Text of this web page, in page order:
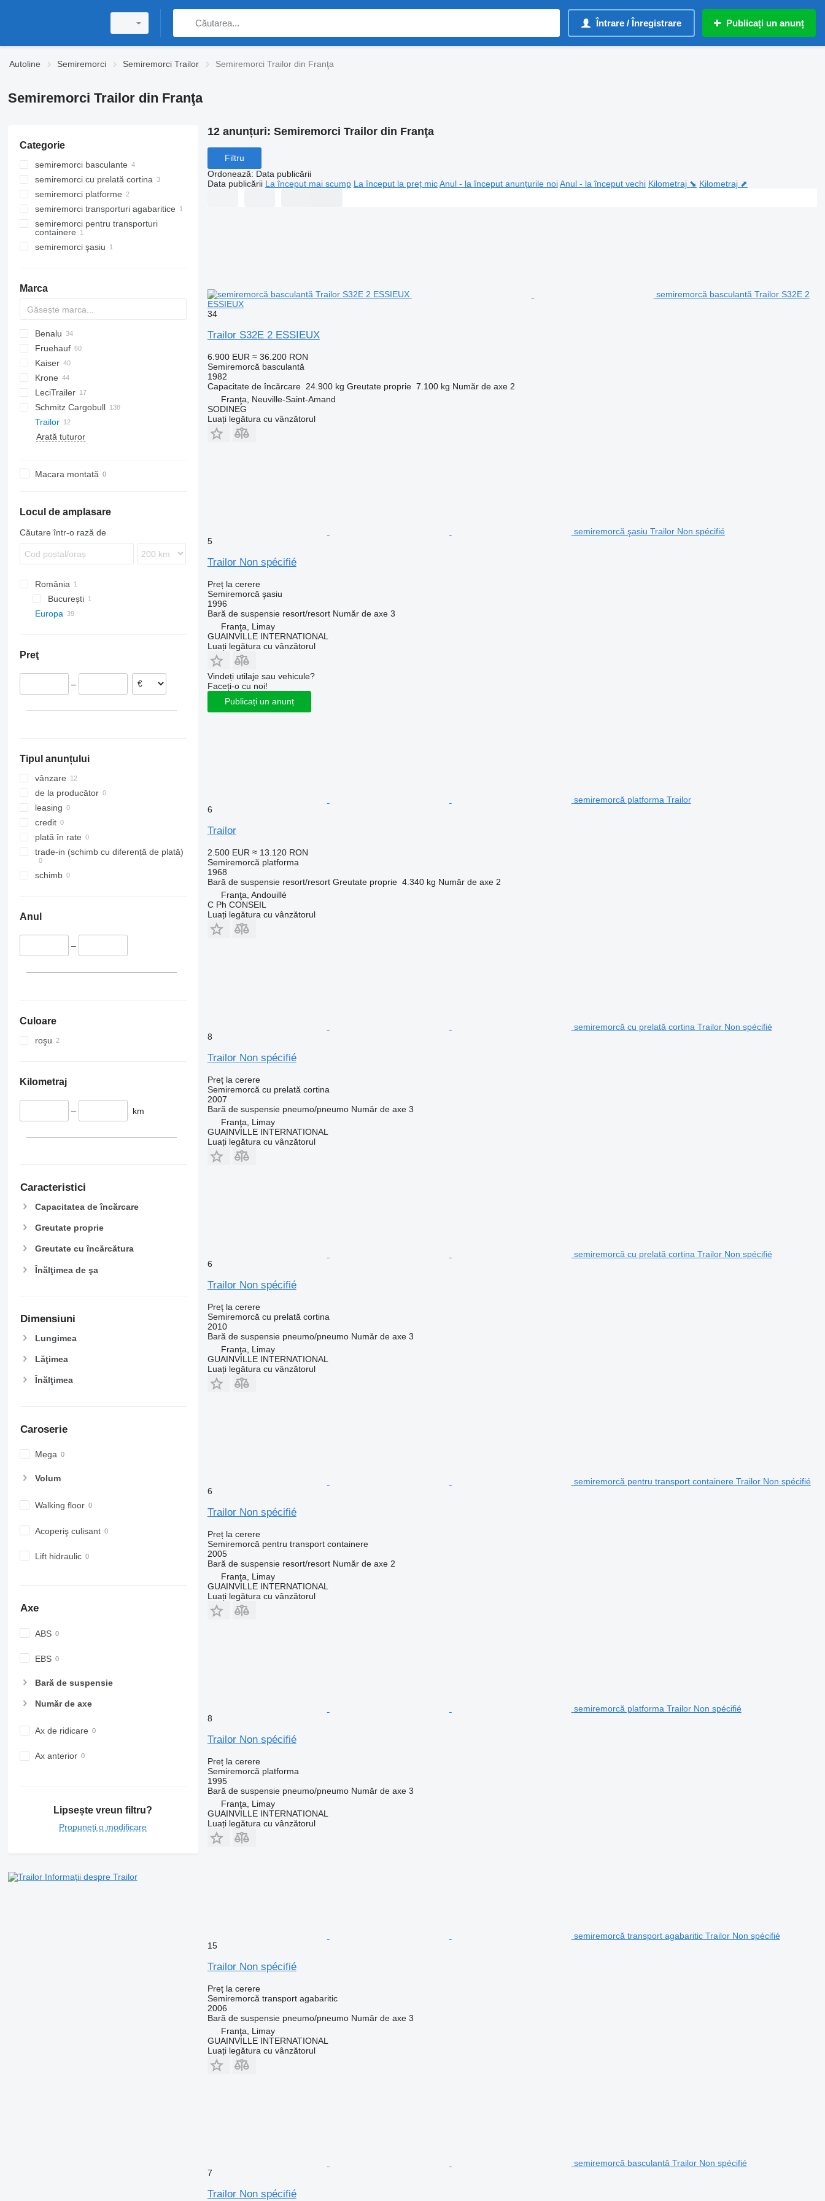
Întrare / Înregistrare Publicați un anunț
Autoline Semiremorci Semiremorci Trailor Semiremorci Trailor din Franţa
Semiremorci Trailor din Franţa
Categorie
semiremorci basculante
semiremorci cu prelată cortina
semiremorci platforme
semiremorci transporturi agabaritice
semiremorci pentru transporturi
containere
semiremorci şasiu
Marca
S44315CHC
Benalu
C-series
EM
STBZ
Fruehauf
SGB
Kaiser
Krone
Profi Liner
SR2
LeciTrailer
Eurolohr
SD
SBA
Kaiser
ST
Schmitz Cargobull
MEGA
S-series
Trailor
SP
Arată tuturor
Macara montată
Locul de amplasare
Căutare într-o rază de
România
București
București
Europa
Laval
Germania
Belgia
Preţ
–
Tipul anunțului
vânzare
de la producător
leasing
credit
plată în rate
trade-in (schimb cu diferență de plată)
schimb
Anul
–
Culoare
roşu
Kilometraj
– km
Caracteristici
Capacitatea de încărcare
Greutate proprie
Greutate cu încărcătura
Înălţimea de şa
Dimensiuni
Lungimea
Lăţimea
Înălţimea
Caroserie
Mega
Volum
Walking floor
Acoperiş culisant
Lift hidraulic
Axe
ABS
EBS
Bară de suspensie
Număr de axe
Ax de ridicare
Ax anterior
Lipsește vreun filtru?
Propuneți o modificare
Informații despre Trailor
12 anunțuri: Semiremorci Trailor din Franţa
Filtru
Ordonează: Data publicării
Data publicării La început mai scump La început la preț mic Anul - la început anunțurile noi Anul - la început vechi Kilometraj ⬊ Kilometraj ⬈
semiremorcă basculantă Trailor S32E 2
ESSIEUX
34
Trailor S32E 2 ESSIEUX
6.900 EUR ≈ 36.200 RON
Semiremorcă basculantă
1982
Capacitate de încărcare 24.900 kg Greutate proprie 7.100 kg Număr de axe 2
Franţa, Neuville-Saint-Amand
SODINEG
Luați legătura cu vânzătorul
semiremorcă şasiu Trailor Non spécifié
5
Trailor Non spécifié
Preț la cerere
Semiremorcă şasiu
1996
Bară de suspensie resort/resort Număr de axe 3
Franţa, Limay
GUAINVILLE INTERNATIONAL
Luați legătura cu vânzătorul
Vindeți utilaje sau vehicule?
Faceți-o cu noi!
Publicați un anunț
semiremorcă platforma Trailor
6
Trailor
2.500 EUR ≈ 13.120 RON
Semiremorcă platforma
1968
Bară de suspensie resort/resort Greutate proprie 4.340 kg Număr de axe 2
Franţa, Andouillé
C Ph CONSEIL
Luați legătura cu vânzătorul
semiremorcă cu prelată cortina Trailor Non spécifié
8
Trailor Non spécifié
Preț la cerere
Semiremorcă cu prelată cortina
2007
Bară de suspensie pneumo/pneumo Număr de axe 3
Franţa, Limay
GUAINVILLE INTERNATIONAL
Luați legătura cu vânzătorul
semiremorcă cu prelată cortina Trailor Non spécifié
6
Trailor Non spécifié
Preț la cerere
Semiremorcă cu prelată cortina
2010
Bară de suspensie pneumo/pneumo Număr de axe 3
Franţa, Limay
GUAINVILLE INTERNATIONAL
Luați legătura cu vânzătorul
semiremorcă pentru transport containere Trailor Non spécifié
6
Trailor Non spécifié
Preț la cerere
Semiremorcă pentru transport containere
2005
Bară de suspensie resort/resort Număr de axe 2
Franţa, Limay
GUAINVILLE INTERNATIONAL
Luați legătura cu vânzătorul
semiremorcă platforma Trailor Non spécifié
8
Trailor Non spécifié
Preț la cerere
Semiremorcă platforma
1995
Bară de suspensie pneumo/pneumo Număr de axe 3
Franţa, Limay
GUAINVILLE INTERNATIONAL
Luați legătura cu vânzătorul
semiremorcă transport agabaritic Trailor Non spécifié
15
Trailor Non spécifié
Preț la cerere
Semiremorcă transport agabaritic
2006
Bară de suspensie pneumo/pneumo Număr de axe 3
Franţa, Limay
GUAINVILLE INTERNATIONAL
Luați legătura cu vânzătorul
semiremorcă basculantă Trailor Non spécifié
7
Trailor Non spécifié